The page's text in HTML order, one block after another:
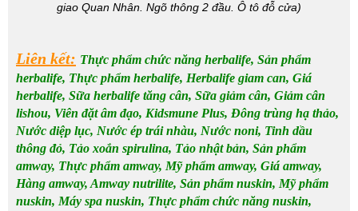
giao Quan Nhân. Ngõ thông 2 đầu. Ô tô đỗ cửa)
Liên kết: Thực phẩm chức năng herbalife, Sản phẩm
herbalife, Thực phẩm herbalife, Herbalife giam can, Giá
herbalife, Sữa herbalife tăng cân, Sữa giảm cân, Giảm cân
lishou, Viên đặt âm đạo, Kidsmune Plus, Đông trùng hạ thảo,
Nước diệp lục, Nước ép trái nhàu, Nước noni, Tinh dầu
thông đỏ, Tảo xoắn spirulina, Tảo nhật bản, Sản phẩm
amway, Thực phẩm amway, Mỹ phẩm amway, Giá amway,
Hàng amway, Amway nutrilite, Sản phẩm nuskin, Mỹ phẩm
nuskin, Máy spa nuskin, Thực phẩm chức năng nuskin,